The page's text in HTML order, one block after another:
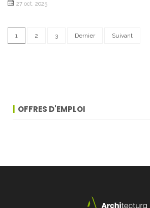
27 oct. 2025
1 2 3 Dernier Suivant
OFFRES D'EMPLOI